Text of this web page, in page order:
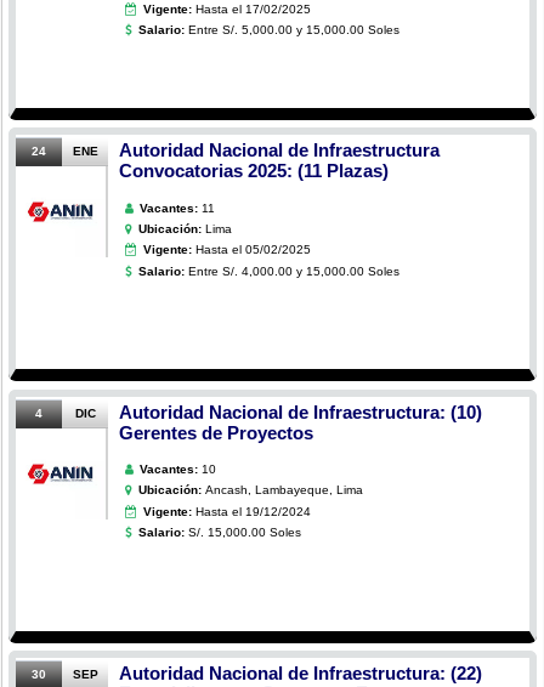
Vigente: Hasta el 17/02/2025
Salario: Entre S/. 5,000.00 y 15,000.00 Soles
24 ENE
Autoridad Nacional de Infraestructura
Convocatorias 2025: (11 Plazas)
Vacantes: 11
Ubicación: Lima
Vigente: Hasta el 05/02/2025
Salario: Entre S/. 4,000.00 y 15,000.00 Soles
4 DIC
Autoridad Nacional de Infraestructura: (10)
Gerentes de Proyectos
Vacantes: 10
Ubicación: Ancash, Lambayeque, Lima
Vigente: Hasta el 19/12/2024
Salario: S/. 15,000.00 Soles
30 SEP
Autoridad Nacional de Infraestructura: (22)